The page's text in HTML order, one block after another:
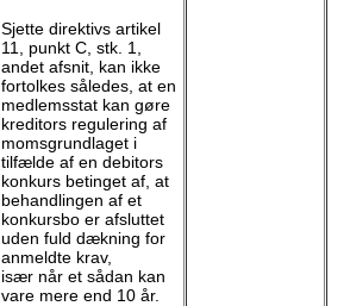
Sjette direktivs artikel
11, punkt C, stk. 1,
andet afsnit, kan ikke
fortolkes således, at en
medlemsstat kan gøre
kreditors regulering af
momsgrundlaget i
tilfælde af en debitors
konkurs betinget af, at
behandlingen af et
konkursbo er afsluttet
uden fuld dækning for
anmeldte krav,
især når et sådan kan
vare mere end 10 år.